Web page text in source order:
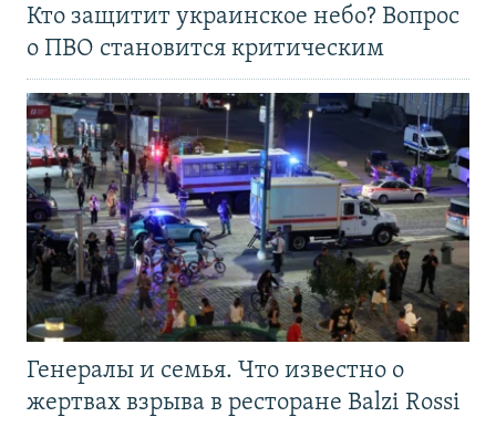
Кто защитит украинское небо? Вопрос
о ПВО становится критическим
Генералы и семья. Что известно о
жертвах взрыва в ресторане Balzi Rossi